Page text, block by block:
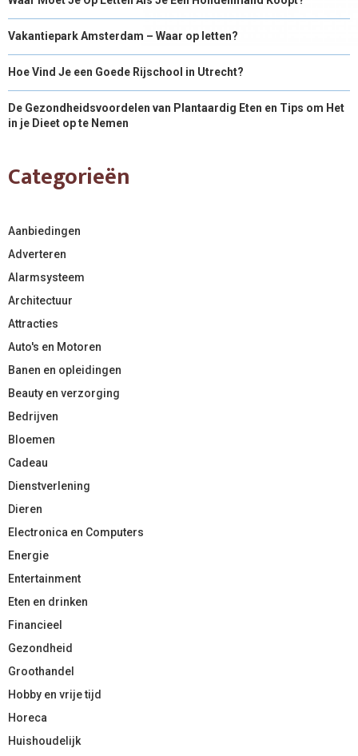
Vakantiepark Amsterdam – Waar op letten?
Hoe Vind Je een Goede Rijschool in Utrecht?
De Gezondheidsvoordelen van Plantaardig Eten en Tips om Het
in je Dieet op te Nemen
Categorieën
Aanbiedingen
Adverteren
Alarmsysteem
Architectuur
Attracties
Auto's en Motoren
Banen en opleidingen
Beauty en verzorging
Bedrijven
Bloemen
Cadeau
Dienstverlening
Dieren
Electronica en Computers
Energie
Entertainment
Eten en drinken
Financieel
Gezondheid
Groothandel
Hobby en vrije tijd
Horeca
Huishoudelijk